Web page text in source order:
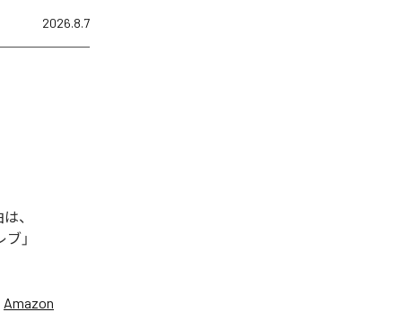
2026.8.7
、
ブ」
Amazon